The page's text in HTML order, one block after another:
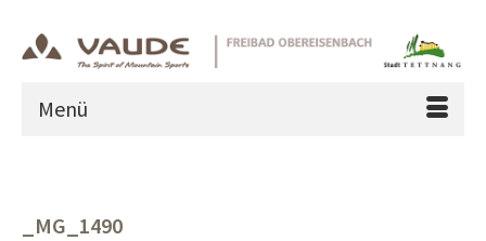
Menü
_MG_1490